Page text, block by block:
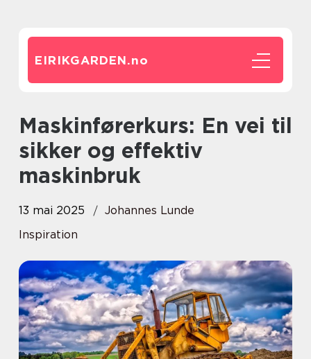
EIRIKGARDEN.no
Maskinførerkurs: En vei til
sikker og effektiv
maskinbruk
13 mai 2025
Johannes Lunde
Inspiration